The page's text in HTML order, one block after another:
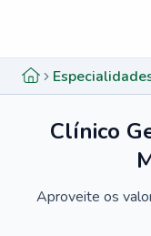
Clínico
Aproveite os